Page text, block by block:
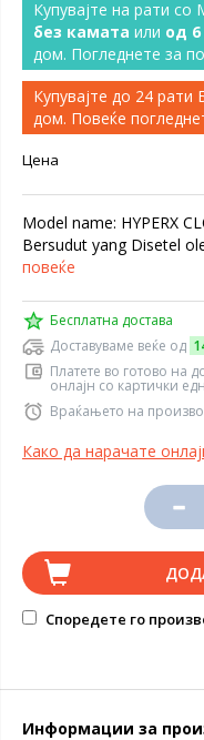
Купувајте на рати
без камата или од
дом. Погледнете за
Купувајте до 24
дом. Повеќе
Цена
Model name: HYPERX
Bersudut yang Disetel
повеќе
Бесплатна достава
Доставуваме веќе од
Платете во готово на
онлајн со картички
Враќањето на
Како да нарачате
Споредете го
Информации за